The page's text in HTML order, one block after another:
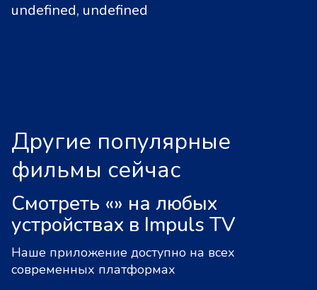
undefined, undefined
Другие популярные
фильмы сейчас
Смотреть «» на любых
устройствах в Impuls TV
Наше приложение доступно на всех
современных платформах